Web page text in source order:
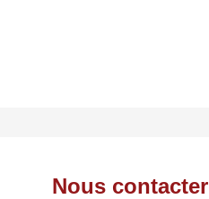
Nous contacter